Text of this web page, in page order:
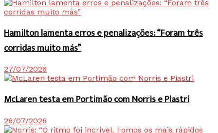
Hamilton lamenta erros e penalizações: “Foram três
corridas muito más”
27/07/2026
McLaren testa em Portimão com Norris e Piastri
26/07/2026